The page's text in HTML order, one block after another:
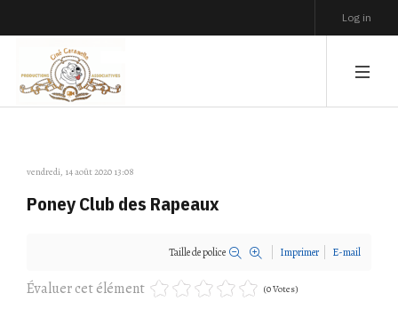
Log in
vendredi, 14 août 2020 13:08
Poney Club des Rapeaux
Taille de police Imprimer E-mail
Évaluer cet élément (0 Votes)